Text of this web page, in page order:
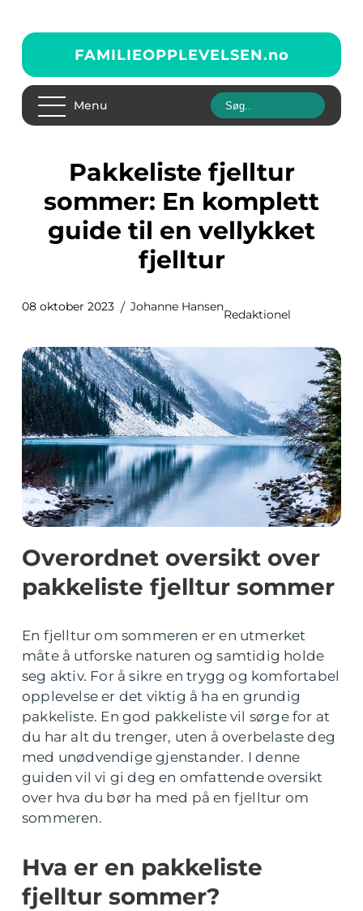
FAMILIEOPPLEVELSEN.no
Menu
Pakkeliste fjelltur
sommer: En komplett
guide til en vellykket
fjelltur
08 oktober 2023 Johanne Hansen
Redaktionel
Overordnet oversikt over
pakkeliste fjelltur sommer
En fjelltur om sommeren er en utmerket
måte å utforske naturen og samtidig holde
seg aktiv. For å sikre en trygg og komfortabel
opplevelse er det viktig å ha en grundig
pakkeliste. En god pakkeliste vil sørge for at
du har alt du trenger, uten å overbelaste deg
med unødvendige gjenstander. I denne
guiden vil vi gi deg en omfattende oversikt
over hva du bør ha med på en fjelltur om
sommeren.
Hva er en pakkeliste
fjelltur sommer?